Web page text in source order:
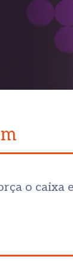
o caixa e